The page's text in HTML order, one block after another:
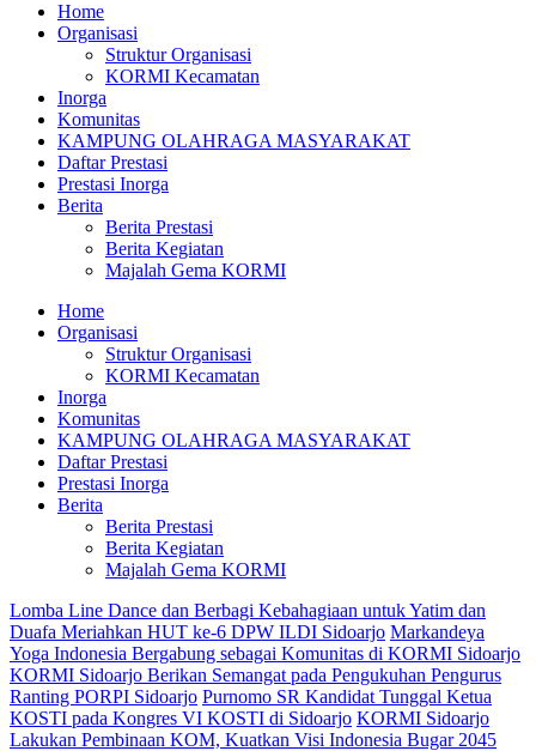
Home
Organisasi
Struktur Organisasi
KORMI Kecamatan
Inorga
Komunitas
KAMPUNG OLAHRAGA MASYARAKAT
Daftar Prestasi
Prestasi Inorga
Berita
Berita Prestasi
Berita Kegiatan
Majalah Gema KORMI
Home
Organisasi
Struktur Organisasi
KORMI Kecamatan
Inorga
Komunitas
KAMPUNG OLAHRAGA MASYARAKAT
Daftar Prestasi
Prestasi Inorga
Berita
Berita Prestasi
Berita Kegiatan
Majalah Gema KORMI
Lomba Line Dance dan Berbagi Kebahagiaan untuk Yatim dan
Duafa Meriahkan HUT ke-6 DPW ILDI Sidoarjo Markandeya
Yoga Indonesia Bergabung sebagai Komunitas di KORMI Sidoarjo
KORMI Sidoarjo Berikan Semangat pada Pengukuhan Pengurus
Ranting PORPI Sidoarjo Purnomo SR Kandidat Tunggal Ketua
KOSTI pada Kongres VI KOSTI di Sidoarjo KORMI Sidoarjo
Lakukan Pembinaan KOM, Kuatkan Visi Indonesia Bugar 2045